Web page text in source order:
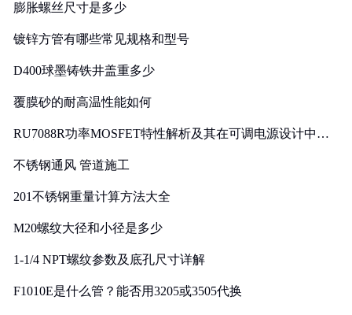
膨胀螺丝尺寸是多少
镀锌方管有哪些常见规格和型号
D400球墨铸铁井盖重多少
覆膜砂的耐高温性能如何
RU7088R功率MOSFET特性解析及其在可调电源设计中的
不锈钢通风 管道施工
201不锈钢重量计算方法大全
M20螺纹大径和小径是多少
1-1/4 NPT螺纹参数及底孔尺寸详解
F1010E是什么管？能否用3205或3505代换